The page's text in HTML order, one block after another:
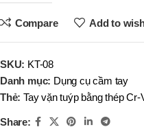
Compare Add to
SKU: KT-08
Danh mục: Dụng cụ cầm tay
Thẻ: Tay vặn tuýp bằng thép Cr-
Share: